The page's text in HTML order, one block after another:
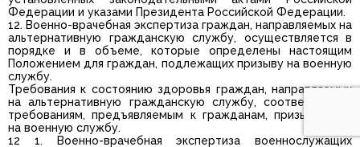
Федерации и указами Президента Российской Федерации.
12. Военно-врачебная экспертиза граждан, направляемых на
альтернативную гражданскую службу, осуществляется в
порядке и в объеме, которые определены настоящим
Положением для граждан, подлежащих призыву на военную
службу.
Требования к состоянию здоровья граждан, направляемых
на альтернативную гражданскую службу, соответствуют
требованиям, предъявляемым к гражданам, призываемым
на военную службу.
12 1. Военно-врачебная экспертиза военнослужащих